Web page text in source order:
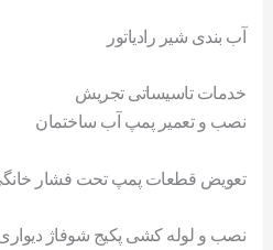
آب بندی شیر رادیاتور
خدمات تاسیساتی تجریش
نصب و تعمیر پمپ آب ساختمان
تعویض قطعات پمپ تحت فشار
نصب و لوله کشی پکیج شوفاژ